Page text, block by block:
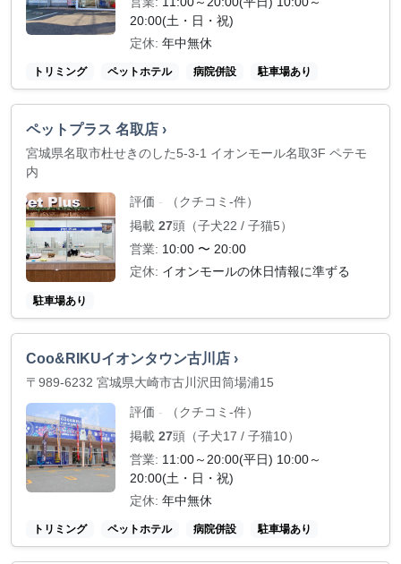
20:00(土・日・祝)
定休: 年中無休
トリミング ペットホテル 病院併設 駐車場あり
ペットプラス 名取店 ›
宮城県名取市杜せきのした5-3-1 イオンモール名取3F ペテモ
内
評価 -
（クチコミ-件）
掲載 27頭（子犬22 / 子猫5）
営業: 10:00 〜 20:00
定休: イオンモールの休日情報に準ずる
駐車場あり
Coo&RIKUイオンタウン古川店 ›
〒989-6232 宮城県大崎市古川沢田筒場浦15
評価 -
（クチコミ-件）
掲載 27頭（子犬17 / 子猫10）
営業: 11:00～20:00(平日) 10:00～
20:00(土・日・祝)
定休: 年中無休
トリミング ペットホテル 病院併設 駐車場あり